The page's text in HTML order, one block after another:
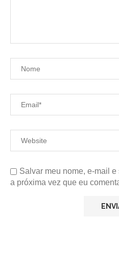
Salvar meu nome, e-mail
a próxima vez que eu